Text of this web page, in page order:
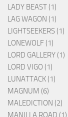
LADY BEAST (1)
LAG WAGON (1)
LIGHTSEEKERS (1)
LONEWOLF (1)
LORD GALLERY (1)
LORD VIGO (1)
LUNATTACK (1)
MAGNUM (6)
MALEDICTION (2)
MANILLA ROAD (1)